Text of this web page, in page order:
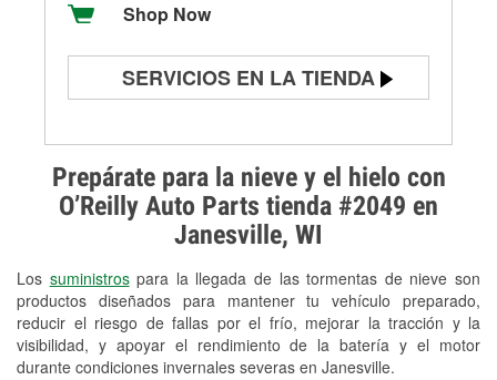
Prepárate para la nieve y el hielo con
O’Reilly Auto Parts tienda #2049 en
Janesville, WI
Los suministrospara la llegada de las tormentas de nieve son
productos diseñados para mantener tu vehículo preparado,
reducir el riesgo de fallas por el frío, mejorar la tracción y la
visibilidad, y apoyar el rendimiento de la batería y el motor
durante condiciones invernales severas en Janesville.
Shop Now
SERVICIOS EN LA TIENDA
Prueba de alternadores y
arrancadores
Revisión de la luz "Check Engine"
Reciclaje de baterías y aceite
Instalación de bombillas de faros
Instalación de limpiaparabrisas